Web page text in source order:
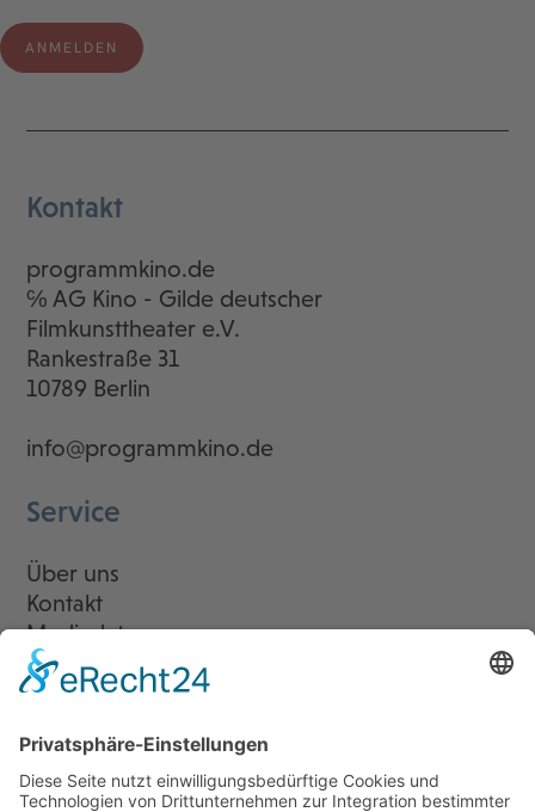
Kontakt
programmkino.de
℅ AG Kino - Gilde deutscher
Filmkunsttheater e.V.
Rankestraße 31
10789 Berlin
info@programmkino.de
Service
Über uns
Kontakt
Mediadaten
Newsletter
LogIn
Legal